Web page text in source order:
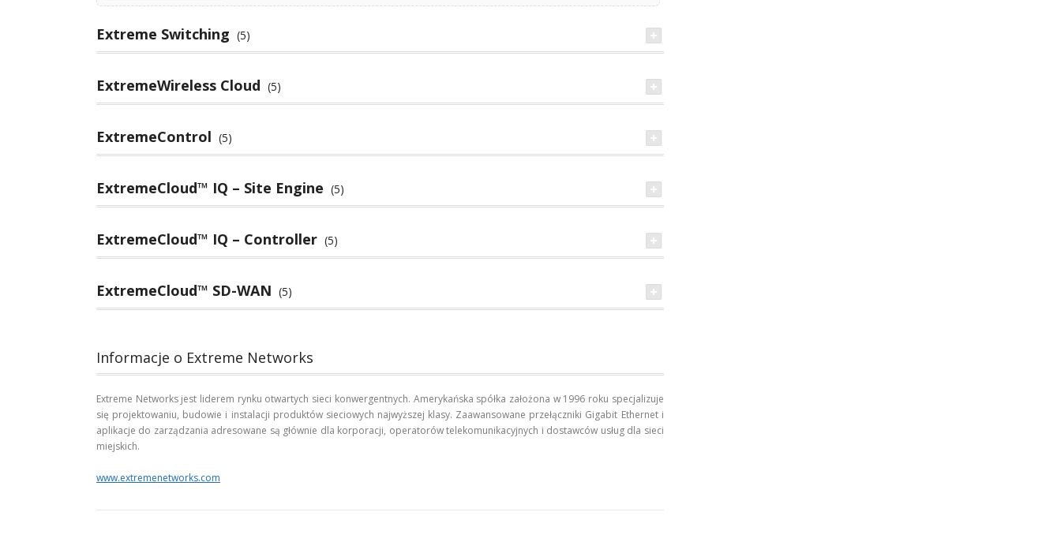
Extreme Switching (5)
ExtremeWireless Cloud (5)
ExtremeControl (5)
ExtremeCloud™ IQ – Site Engine (5)
ExtremeCloud™ IQ – Controller (5)
ExtremeCloud™ SD-WAN (5)
Informacje o Extreme Networks
Extreme Networks jest liderem rynku otwartych sieci konwergentnych. Amerykańska spółka założona w 1996 roku specjalizuje
się projektowaniu, budowie i instalacji produktów sieciowych najwyższej klasy. Zaawansowane przełączniki Gigabit Ethernet i
aplikacje do zarządzania adresowane są głównie dla korporacji, operatorów telekomunikacyjnych i dostawców usług dla sieci
miejskich.
www.extremenetworks.com